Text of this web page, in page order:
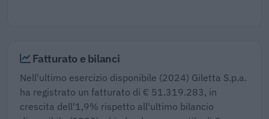
Fatturato e bilanci
Nell'ultimo esercizio disponibile (2024) Giletta S.p.a.
ha registrato un fatturato di € 51.319.283, in
crescita dell'1,9% rispetto all'ultimo bilancio